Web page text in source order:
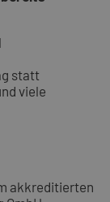
statt
viele
akkreditierten